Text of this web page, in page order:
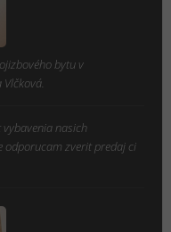
bytu v
nasich
odporucam zverit predaj ci